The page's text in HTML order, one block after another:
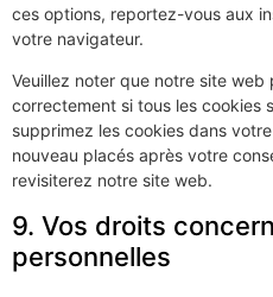
ces options, reportez-vous aux
votre navigateur.
Veuillez noter que notre site web
correctement si tous les cookies
supprimez les cookies dans
nouveau placés après votre
revisiterez notre site web.
9. Vos droits
personnelles